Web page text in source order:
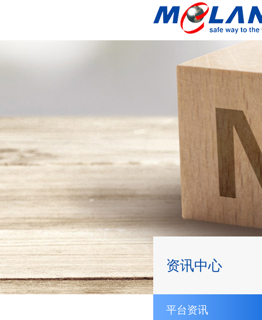
资讯中心
平台资讯